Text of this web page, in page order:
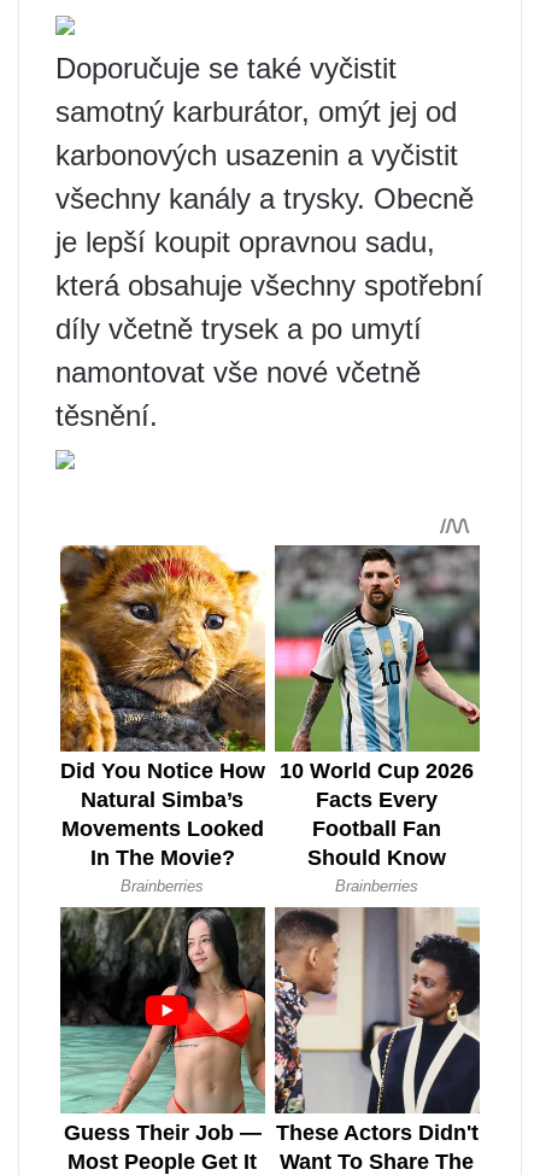
Doporučuje se také vyčistit
samotný karburátor, omýt jej od
karbonových usazenin a vyčistit
všechny kanály a trysky. Obecně
je lepší koupit opravnou sadu,
která obsahuje všechny spotřební
díly včetně trysek a po umytí
namontovat vše nové včetně
těsnění.